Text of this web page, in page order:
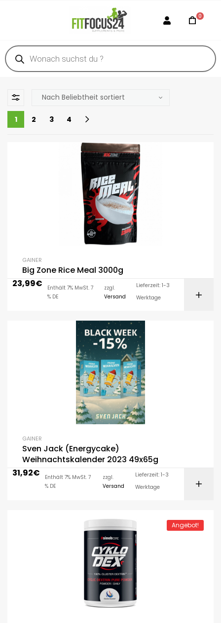
0
1 2 3 4
GAINER
Big Zone Rice Meal 3000g
23,99€
Enthält 7% MwSt. 7
% DE
zzgl.
Versand
Lieferzeit: 1-3
Werktage
GAINER
Sven Jack (Energycake)
Weihnachtskalender 2023 49x65g
31,92€
Enthält 7% MwSt. 7
% DE
zzgl.
Versand
Lieferzeit: 1-3
Werktage
Angebot!